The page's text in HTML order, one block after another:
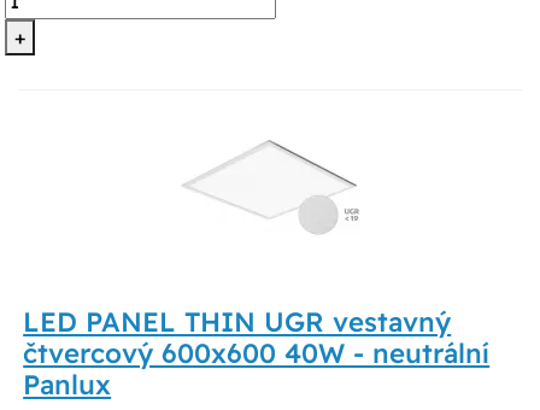
+
LED PANEL THIN UGR vestavný
čtvercový 600x600 40W - neutrální
Panlux